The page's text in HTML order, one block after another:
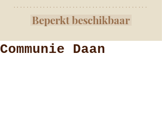
*****************************************
Beperkt beschikbaar
Communie Daan